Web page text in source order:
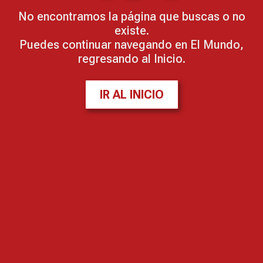
No encontramos la página que buscas o no
existe.
Puedes continuar navegando en El Mundo,
regresando al Inicio.
IR AL INICIO